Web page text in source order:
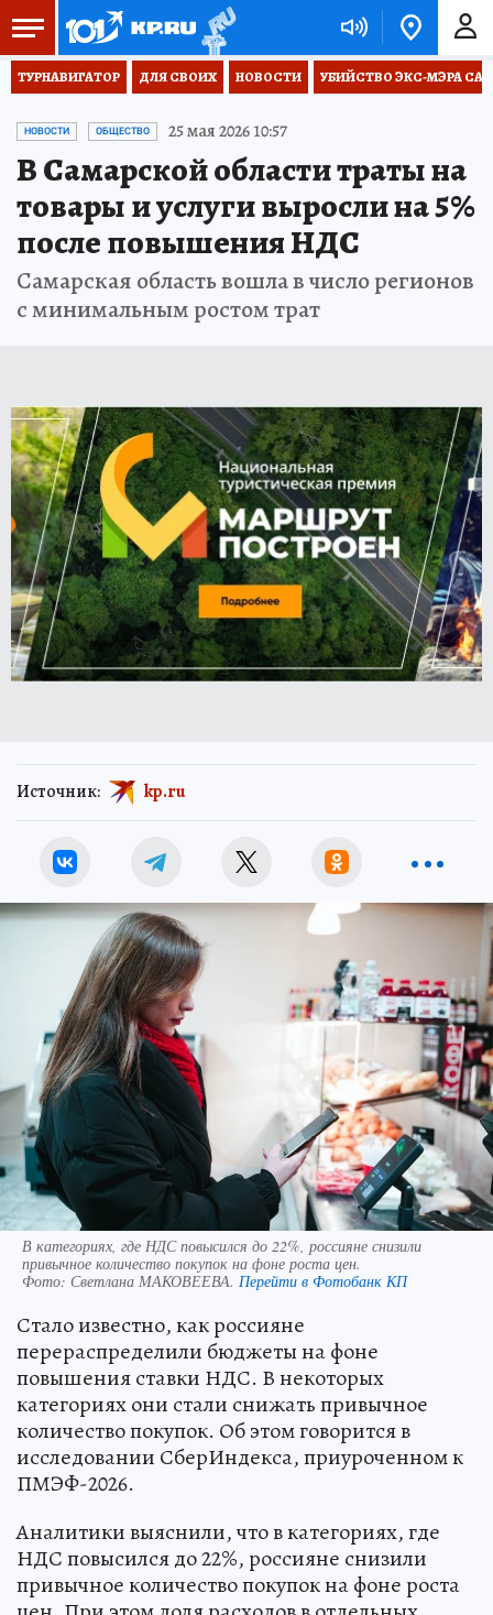
ТУРНАВИГАТОР ДЛЯ СВОИХ НОВОСТИ УБИЙСТВО ЭКС-МЭРА
НОВОСТИ ОБЩЕСТВО 25 мая 2026 10:57
В Самарской области траты на
товары и услуги выросли на 5%
после повышения НДС
Самарская область вошла в число регионов
с минимальным ростом трат
Источник: kp.ru
В категориях, где НДС повысился до 22%, россияне снизили
привычное количество покупок на фоне роста цен.
Фото: Светлана МАКОВЕЕВА. Перейти в Фотобанк КП
Стало известно, как россияне
перераспределили бюджеты на фоне
повышения ставки НДС. В некоторых
категориях они стали снижать привычное
количество покупок. Об этом говорится в
исследовании СберИндекса, приуроченном к
ПМЭФ-2026.
Аналитики выяснили, что в категориях, где
НДС повысился до 22%, россияне снизили
привычное количество покупок на фоне роста